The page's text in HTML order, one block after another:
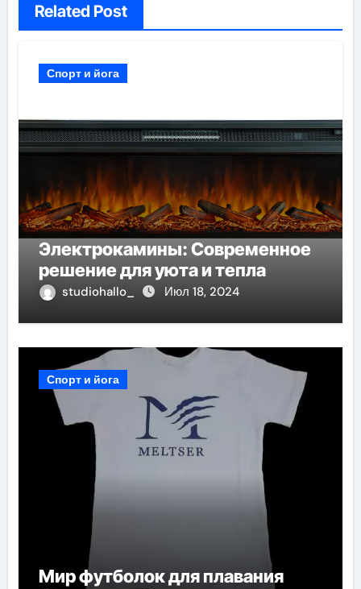
Related Post
Спорт и йога
Электрокамины: Современное
решение для уюта и тепла
studiohallo_ Июл 18, 2024
Спорт и йога
Мир футболок для плавания